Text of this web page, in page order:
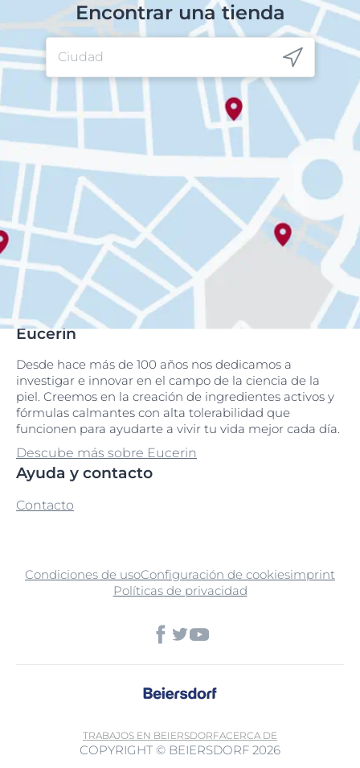
Encontrar una tienda
Eucerin
Desde hace más de 100 años nos dedicamos a
investigar e innovar en el campo de la ciencia de la
piel. Creemos en la creación de ingredientes activos y
fórmulas calmantes con alta tolerabilidad que
funcionen para ayudarte a vivir tu vida mejor cada día.
Descube más sobre Eucerin
Ayuda y contacto
Contacto
Condiciones de usoConfiguración de cookiesimprint
Políticas de privacidad
TRABAJOS EN BEIERSDORFACERCA DE
COPYRIGHT © BEIERSDORF 2026